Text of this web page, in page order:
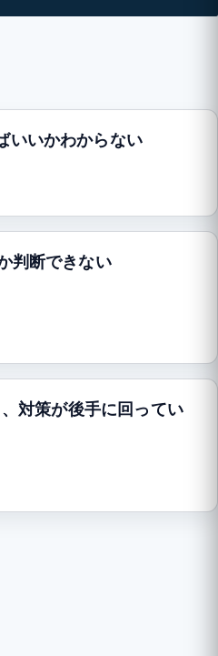
いいかわからない
判断できない
対策が後手に回ってい